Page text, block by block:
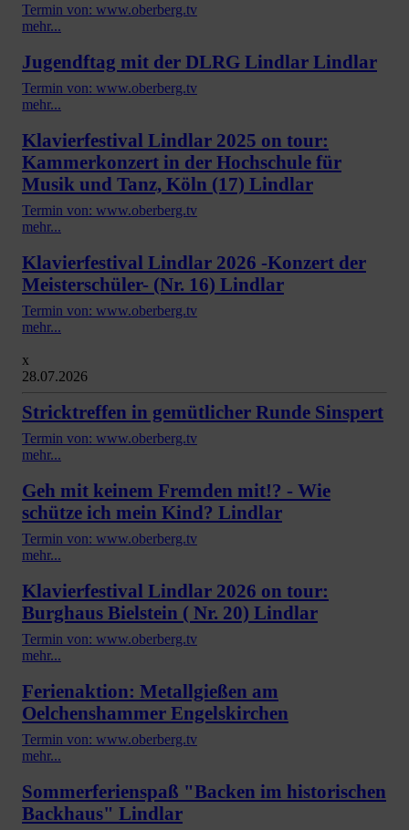
Termin von: www.oberberg.tv
mehr...
Jugendftag mit der DLRG Lindlar Lindlar
Termin von: www.oberberg.tv
mehr...
Klavierfestival Lindlar 2025 on tour:
Kammerkonzert in der Hochschule für
Musik und Tanz, Köln (17) Lindlar
Termin von: www.oberberg.tv
mehr...
Klavierfestival Lindlar 2026 -Konzert der
Meisterschüler- (Nr. 16) Lindlar
Termin von: www.oberberg.tv
mehr...
x
28.07.2026
Stricktreffen in gemütlicher Runde Sinspert
Termin von: www.oberberg.tv
mehr...
Geh mit keinem Fremden mit!? - Wie
schütze ich mein Kind? Lindlar
Termin von: www.oberberg.tv
mehr...
Klavierfestival Lindlar 2026 on tour:
Burghaus Bielstein ( Nr. 20) Lindlar
Termin von: www.oberberg.tv
mehr...
Ferienaktion: Metallgießen am
Oelchenshammer Engelskirchen
Termin von: www.oberberg.tv
mehr...
Sommerferienspaß "Backen im historischen
Backhaus" Lindlar